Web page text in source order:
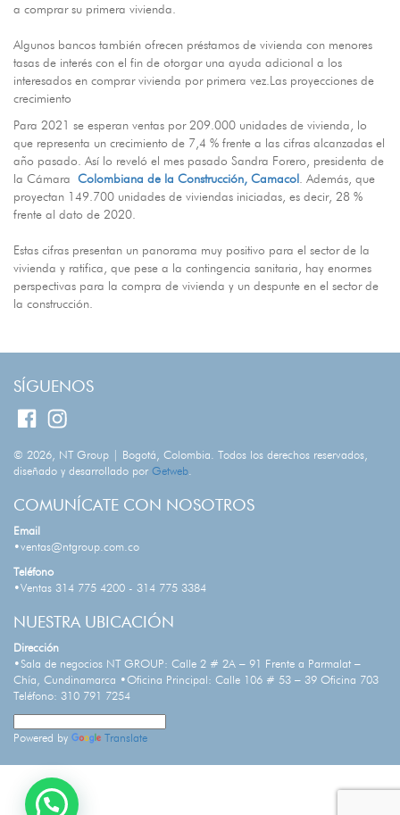
a comprar su primera vivienda.
Algunos bancos también ofrecen préstamos de vivienda con menores
tasas de interés con el fin de otorgar una ayuda adicional a los
interesados en comprar vivienda por primera vez.Las proyecciones de
crecimiento
Para 2021 se esperan ventas por 209.000 unidades de vivienda, lo
que representa un crecimiento de 7,4 % frente a las cifras alcanzadas el
año pasado. Así lo reveló el mes pasado Sandra Forero, presidenta de
la Cámara Colombiana de la Construcción, Camacol . Además, que
proyectan 149.700 unidades de viviendas iniciadas, es decir, 28 %
frente al dato de 2020.
Estas cifras presentan un panorama muy positivo para el sector de la
vivienda y ratifica, que pese a la contingencia sanitaria, hay enormes
perspectivas para la compra de vivienda y un despunte en el sector de
la construcción.
SÍGUENOS
© 2026, NT Group | Bogotá, Colombia. Todos los derechos reservados,
diseñado y desarrollado por Getweb.
COMUNÍCATE CON NOSOTROS
Email
•ventas@ntgroup.com.co
Teléfono
•Ventas 314 775 4200 - 314 775 3384
NUESTRA UBICACIÓN
Dirección
•Sala de negocios NT GROUP: Calle 2 # 2A – 91 Frente a Parmalat –
Chía, Cundinamarca •Oficina Principal: Calle 106 # 53 – 39 Oficina 703
Teléfono: 310 791 7254
Powered by Translate